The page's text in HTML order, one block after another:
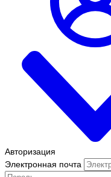
Авторизация
Электронная почта